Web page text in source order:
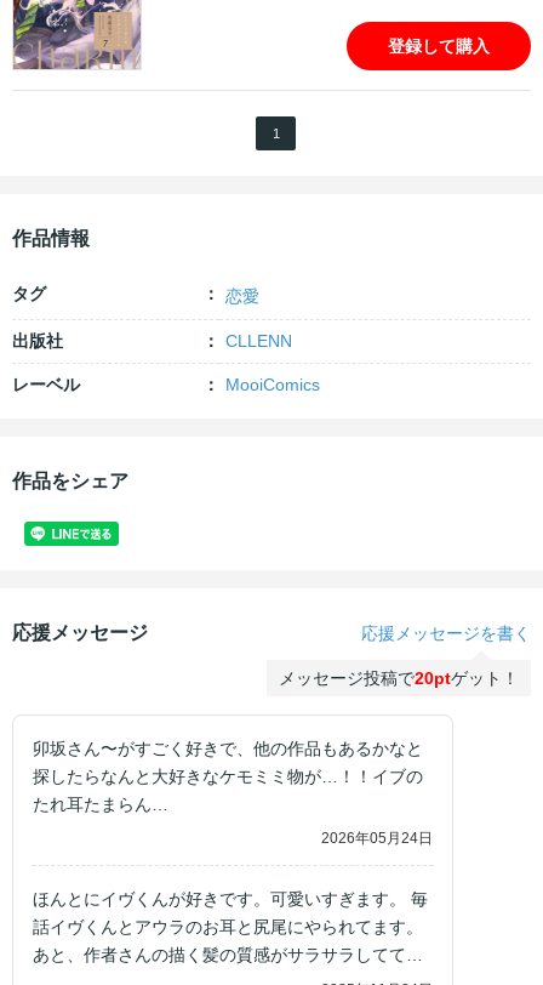
登録して購入
1
作品情報
タグ 恋愛
出版社 CLLENN
レーベル MooiComics
作品をシェア
応援メッセージ 応援メッセージを書く
メッセージ投稿で20ptゲット！
卯坂さん〜がすごく好きで、他の作品もあるかなと
探したらなんと大好きなケモミミ物が…！！イブの
たれ耳たまらん…
2026年05月24日
ほんとにイヴくんが好きです。可愛いすぎます。 毎
話イヴくんとアウラのお耳と尻尾にやられてます。
あと、作者さんの描く髪の質感がサラサラしててめ